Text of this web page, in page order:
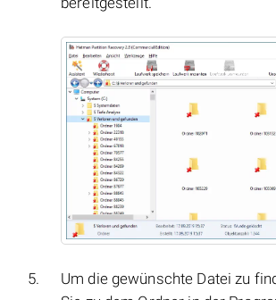
Um die gewünschte Datei zu